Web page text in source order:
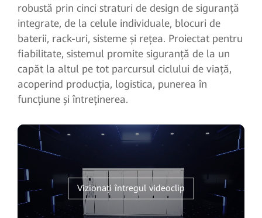
robustă prin cinci straturi de design de siguranță
integrate, de la celule individuale, blocuri de
baterii, rack-uri, sisteme și rețea. Proiectat pentru
fiabilitate, sistemul promite siguranță de la un
capăt la altul pe tot parcursul ciclului de viață,
acoperind producția, logistica, punerea în
funcțiune și întreținerea.
Vizionați întregul videoclip